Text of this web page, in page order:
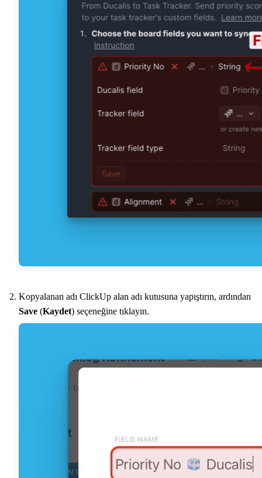
Kopyalanan adı ClickUp alan adı kutusuna yapıştırın, ardından
Save (Kaydet) seçeneğine tıklayın.